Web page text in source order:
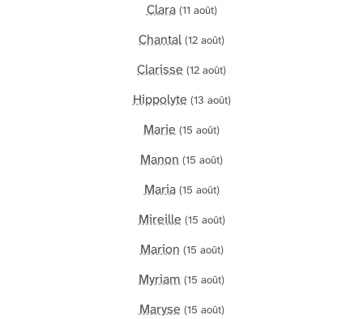
Clara (11 août)
Chantal (12 août)
Clarisse (12 août)
Hippolyte (13 août)
Marie (15 août)
Manon (15 août)
Maria (15 août)
Mireille (15 août)
Marion (15 août)
Myriam (15 août)
Maryse (15 août)